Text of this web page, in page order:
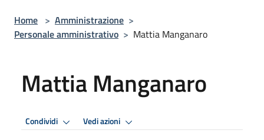
Home > Amministrazione >
Personale amministrativo > Mattia Manganaro
Mattia Manganaro
Condividi Vedi azioni